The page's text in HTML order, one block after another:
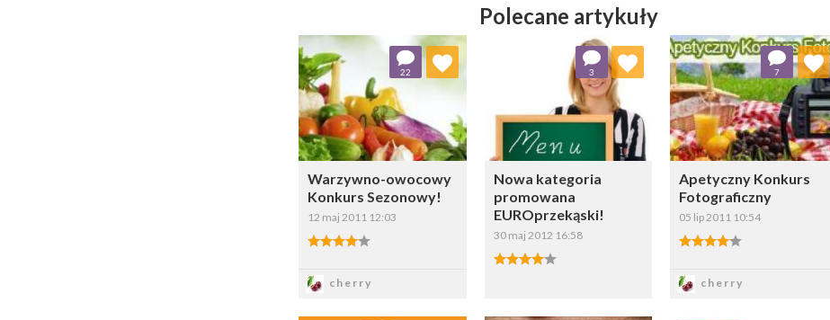
Polecane artykuły
Warzywno-owocowy
Konkurs Sezonowy!
12 maj 2011 12:03
4.00/5
cherry
22
Dodaj do ulubionych
Wybierz listę:
Nowa kategoria
promowana
EUROprzekąski!
30 maj 2012 16:58
4.00/5
3
Dodaj do ulubionych
Wybierz listę:
Apetyczny Konkurs
Fotograficzny
05 lip 2011 10:54
4.00/5
cherry
7
Dodaj do ulubionych
Wybierz listę: